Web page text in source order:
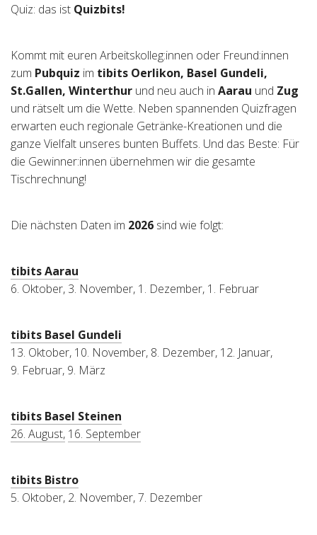
Quiz: das ist Quizbits!
Kommt mit euren Arbeitskolleg:innen oder Freund:innen
zum Pubquiz im tibits Oerlikon, Basel Gundeli,
St.Gallen, Winterthur und neu auch in Aarau und Zug
und rätselt um die Wette. Neben spannenden Quizfragen
erwarten euch regionale Getränke-Kreationen und die
ganze Vielfalt unseres bunten Buffets. Und das Beste: Für
die Gewinner:innen übernehmen wir die gesamte
Tischrechnung!
Die nächsten Daten im 2026 sind wie folgt:
tibits Aarau
6. Oktober, 3. November, 1. Dezember, 1. Februar
tibits Basel Gundeli
13. Oktober, 10. November, 8. Dezember, 12. Januar,
9. Februar, 9. März
tibits Basel Steinen
26. August, 16. September
tibits Bistro
5. Oktober, 2. November, 7. Dezember